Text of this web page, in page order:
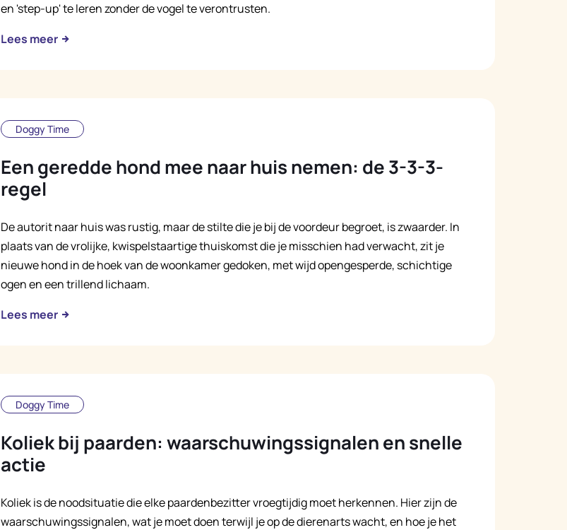
en 'step-up' te leren zonder de vogel te verontrusten.
Lees meer
Doggy Time
Een geredde hond mee naar huis nemen: de 3-3-3-
regel
De autorit naar huis was rustig, maar de stilte die je bij de voordeur begroet, is zwaarder. In
plaats van de vrolijke, kwispelstaartige thuiskomst die je misschien had verwacht, zit je
nieuwe hond in de hoek van de woonkamer gedoken, met wijd opengesperde, schichtige
ogen en een trillend lichaam.
Lees meer
Doggy Time
Koliek bij paarden: waarschuwingssignalen en snelle
actie
Koliek is de noodsituatie die elke paardenbezitter vroegtijdig moet herkennen. Hier zijn de
waarschuwingssignalen, wat je moet doen terwijl je op de dierenarts wacht, en hoe je het